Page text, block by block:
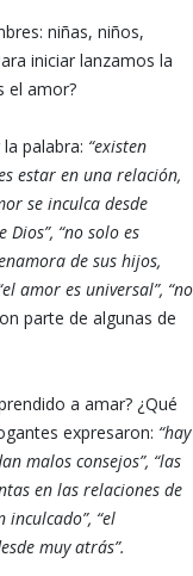
niñas, niños,
iniciar lanzamos la
el amor?
palabra: “existen
estar en una relación,
se inculca desde
“no solo es
de sus hijos,
amor es universal”, “no
parte de algunas de
a amar? ¿Qué
expresaron: “hay
malos consejos”, “las
en las relaciones de
“el
muy atrás”.